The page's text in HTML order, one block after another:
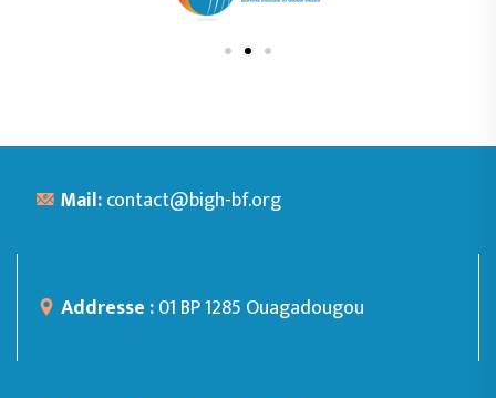
Mail:contact@bigh-bf.org
Addresse :01 BP 1285 Ouagadougou